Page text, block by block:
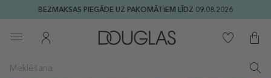
BEZMAKSAS PIEGĀDE UZ PAKOMĀTIEM LĪDZ 09.08.2026